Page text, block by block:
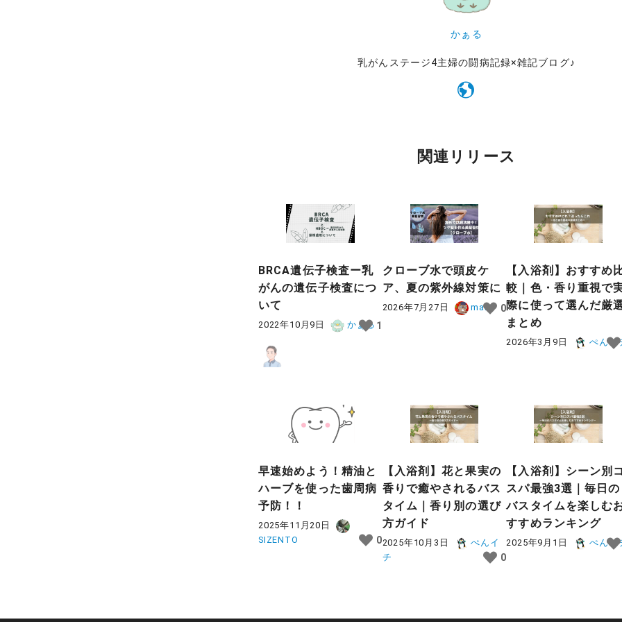
かぁる
乳がんステージ4主婦の闘病記録×雑記ブログ♪
関連リリース
BRCA遺伝子検査ー乳
がんの遺伝子検査につ
いて
2022年10月9日 かぁる 1
クローブ水で頭皮ケ
ア、夏の紫外線対策に
2026年7月27日 marr 0
【入浴剤】おすすめ
較｜色・香り重視で
際に使って選んだ厳
まとめ
2026年3月9日 ぺんイ
早速始めよう！精油と
ハーブを使った歯周病
予防！！
2025年11月20日
SIZENTO
0
【入浴剤】花と果実の
香りで癒やされるバス
タイム｜香り別の選び
方ガイド
2025年10月3日
ぺんイ
チ
0
【入浴剤】シーン別コ
スパ最強3選｜毎日の
バスタイムを楽しむ
すすめランキング
2025年9月1日 ぺんイ